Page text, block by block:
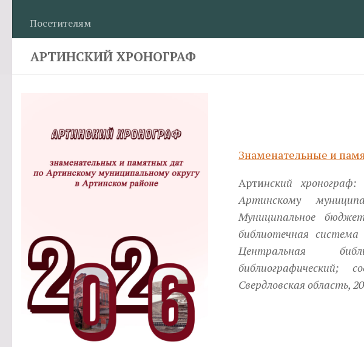
Посетителям
АРТИНСКИЙ ХРОНОГРАФ
Знаменательные и
Артинский
Артинскому
Муниципальное
библиотечная система
Центральная
Свердловская область,